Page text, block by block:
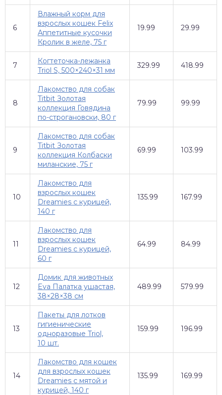
6
Влажный корм для
взрослых кошек Felix
Аппетитные кусочки
Кролик в желе, 75 г
19.99 29.99
7
Когтеточка-лежанка
Triol S, 500×240×31 мм
329.99 418.99
8
Лакомство для собак
Titbit Золотая
коллекция Говядина
по-строгановски, 80 г
79.99 99.99
9
Лакомство для собак
Titbit Золотая
коллекция Колбаски
миланские, 75 г
69.99 103.99
10
Лакомство для
взрослых кошек
Dreamies c курицей,
140 г
135.99 167.99
11
Лакомство для
взрослых кошек
Dreamies с курицей,
60 г
64.99 84.99
12
Домик для животных
Eva Палатка ушастая,
38×28×38 см
489.99 579.99
13
Пакеты для лотков
гигиенические
одноразовые Triol,
10 шт.
159.99 196.99
14
Лакомство для кошек
для взрослых кошек
Dreamies с мятой и
курицей, 140 г
135.99 169.99